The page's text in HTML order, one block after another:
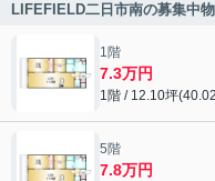
LIFEFIELD二日市南の募集中
1階
7.3万円
1階 / 12.10坪
5階
7.8万円